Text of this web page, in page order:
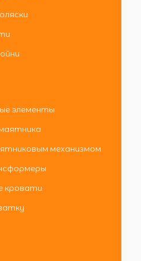
элементы
механизмом
кровати